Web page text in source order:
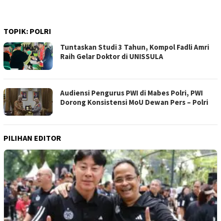
TOPIK: POLRI
Tuntaskan Studi 3 Tahun, Kompol Fadli Amri
Raih Gelar Doktor di UNISSULA
Audiensi Pengurus PWI di Mabes Polri, PWI
Dorong Konsistensi MoU Dewan Pers – Polri
PILIHAN EDITOR